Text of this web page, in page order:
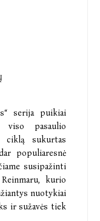
serija puikiai
pasaulio
ciklą sukurtas
populiaresnė
susipažinti
kurio
nuotykiai
ir sužavės tiek